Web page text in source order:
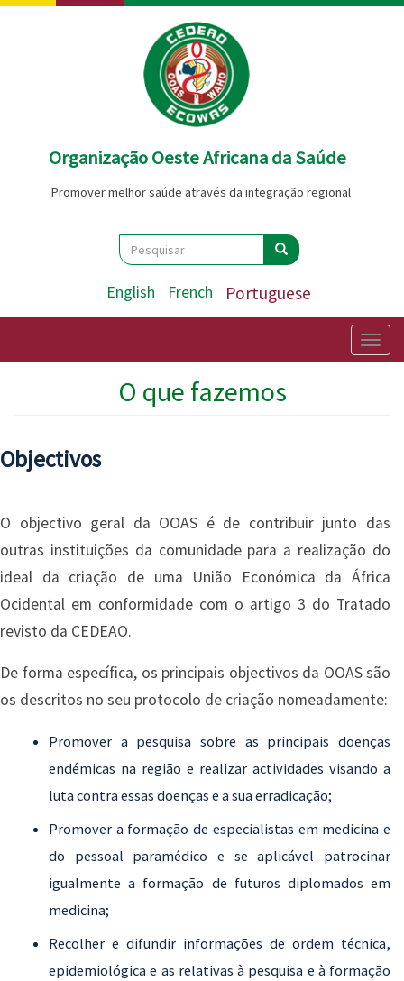
Passar
Organização Oeste Africana da Saúde
Promover melhor saúde através da integração regional
Search
Pesquisar Pesquisar
English French Portuguese
O que fazemos
Objectivos
O objectivo geral da OOAS é de contribuir junto das
outras instituições da comunidade para a realização do
ideal da criação de uma União Económica da África
Ocidental em conformidade com o artigo 3 do Tratado
revisto da CEDEAO.
De forma específica, os principais objectivos da OOAS são
os descritos no seu protocolo de criação nomeadamente:
Promover a pesquisa sobre as principais doenças
endémicas na região e realizar actividades visando a
luta contra essas doenças e a sua erradicação;
Promover a formação de especialistas em medicina e
do pessoal paramédico e se aplicável patrocinar
igualmente a formação de futuros diplomados em
medicina;
Recolher e difundir informações de ordem técnica,
epidemiológica e as relativas à pesquisa e à formação